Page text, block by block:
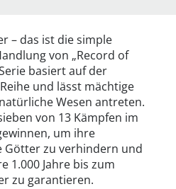
– das ist die simple
von „Record of
basiert auf der
und lässt mächtige
Wesen antreten.
von 13 Kämpfen im
um ihre
Götter zu verhindern und
1.000 Jahre bis zum
zu garantieren.